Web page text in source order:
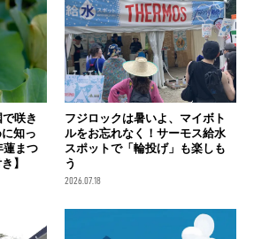
咲き
知っ
蓮まつ
】
フジロックは暑いよ、マイボト
ルをお忘れなく！サーモス給水
スポットで「輪投げ」も楽しも
う
2026.07.18